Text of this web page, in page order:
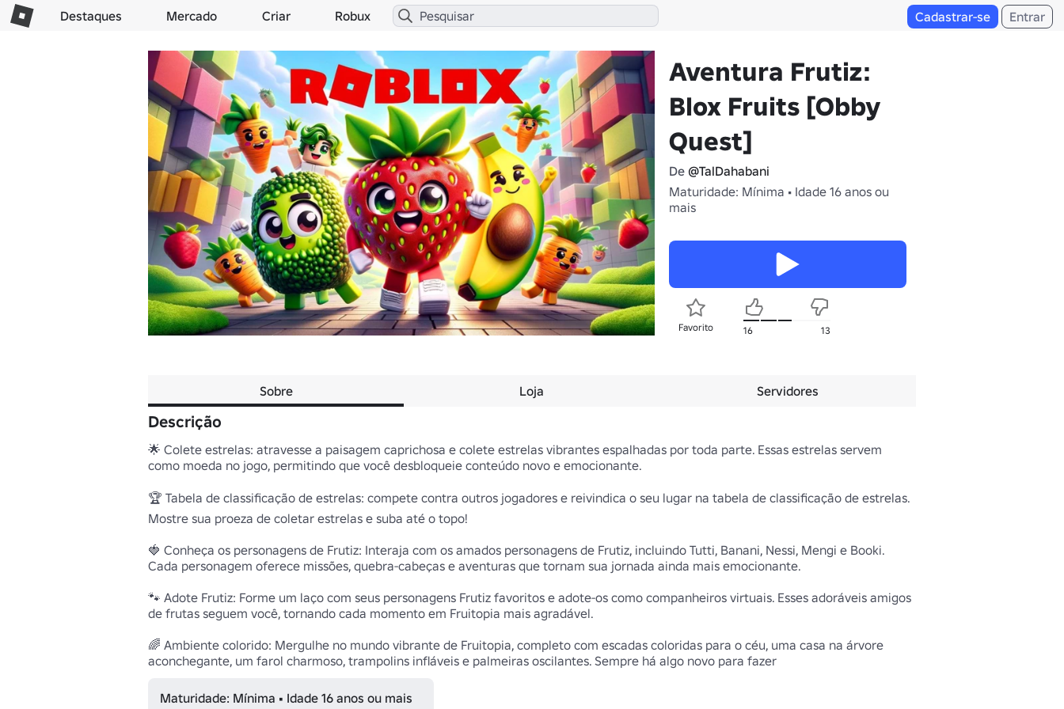
Destaques Mercado Criar Robux Cadastrar-se Entrar
Aventura Frutiz:
Blox Fruits [Obby
Quest]
De @TalDahabani
Maturidade: Mínima • Idade 16 anos ou
mais
Favorito 16 13
Sobre Loja Servidores
Descrição
🌟 Colete estrelas: atravesse a paisagem caprichosa e colete estrelas vibrantes espalhadas por toda parte. Essas estrelas servem
como moeda no jogo, permitindo que você desbloqueie conteúdo novo e emocionante.
🏆 Tabela de classificação de estrelas: compete contra outros jogadores e reivindica o seu lugar na tabela de classificação de estrelas.
Mostre sua proeza de coletar estrelas e suba até o topo!
🍓 Conheça os personagens de Frutiz: Interaja com os amados personagens de Frutiz, incluindo Tutti, Banani, Nessi, Mengi e Booki.
Cada personagem oferece missões, quebra-cabeças e aventuras que tornam sua jornada ainda mais emocionante.
🐾 Adote Frutiz: Forme um laço com seus personagens Frutiz favoritos e adote-os como companheiros virtuais. Esses adoráveis amigos
de frutas seguem você, tornando cada momento em Fruitopia mais agradável.
🌈 Ambiente colorido: Mergulhe no mundo vibrante de Fruitopia, completo com escadas coloridas para o céu, uma casa na árvore
aconchegante, um farol charmoso, trampolins infláveis e palmeiras oscilantes. Sempre há algo novo para fazer
Maturidade: Mínima • Idade 16 anos ou mais